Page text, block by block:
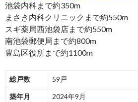
池袋内科まで約350m
まさき内科クリニックまで約550m
スギ薬局西池袋店まで約550m
南池袋郵便局まで約800m
豊島区役所まで約1100m
総戸数 59戸
築年月 2024年9月